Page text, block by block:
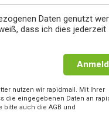
Daten genutzt
dass ich dies jederzeit
nutzen wir rapidmail. Mit Ihrer
die eingegebenen Daten an
bitte auch die AGB und